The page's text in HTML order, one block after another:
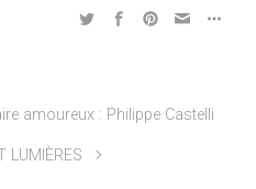
amoureux : Philippe Castelli
LUMIÈRES